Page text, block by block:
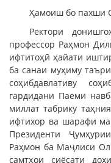
Ҳамоиш бо пахши
Ректори
профессор Раҳмон
ифтитоҳӣ ҳайати
ба санаи муҳиму
соҳибдавлативу
гардидани Паёми
миллат табрику
ифтихор ва шарафи
Президенти
Раҳмон ба Маҷлиси
самтҳои сиёсати